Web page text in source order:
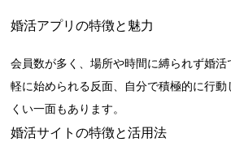
婚活アプリの特徴と魅力
会員数が多く、場所や時間に縛られず婚
軽に始められる反面、自分で積極的に行動
くい一面もあります。
婚活サイトの特徴と活用法